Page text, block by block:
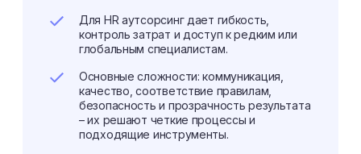
Для HR аутсорсинг дает гибкость,
контроль затрат и доступ к редким или
глобальным специалистам.
Основные сложности: коммуникация,
качество, соответствие правилам,
безопасность и прозрачность результата
– их решают четкие процессы и
подходящие инструменты.